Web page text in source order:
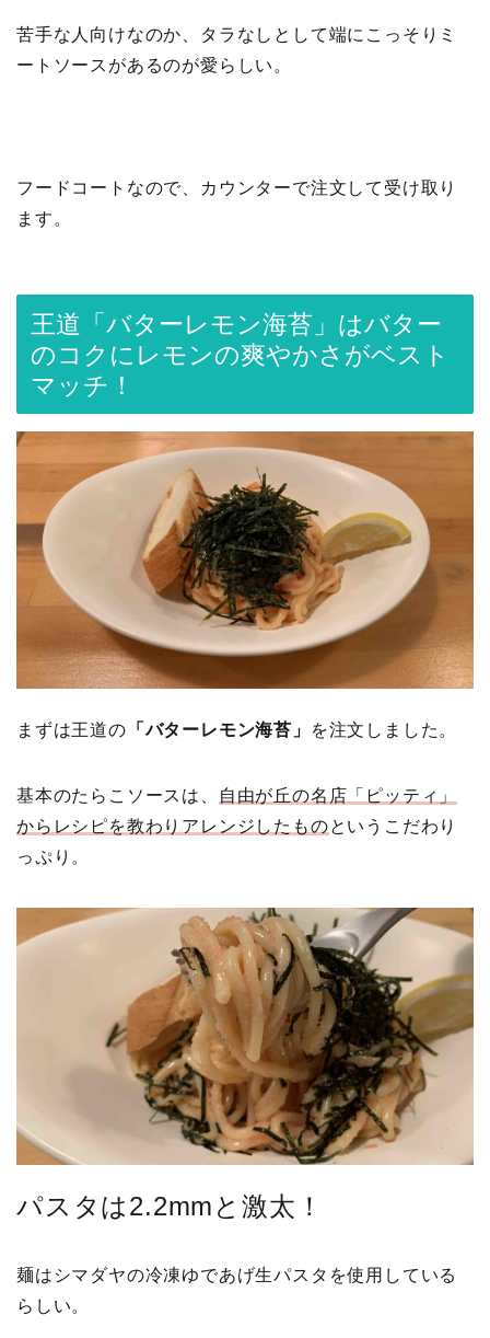
苦手な人向けなのか、タラなしとして端にこっそりミ
ートソースがあるのが愛らしい。
フードコートなので、カウンターで注文して受け取り
ます。
王道「バターレモン海苔」はバター
のコクにレモンの爽やかさがベスト
マッチ！
まずは王道の 「バターレモン海苔」 を注文しました。
基本のたらこソースは、
自由が丘の名店「ピッティ」
からレシピを教わりアレンジしたものというこだわり
っぷり。
パスタは2.2mmと激太！
麺はシマダヤの冷凍ゆであげ生パスタを使用している
らしい。